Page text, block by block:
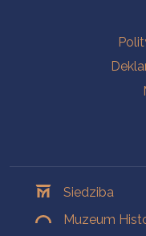
Siedziba
Muzeum